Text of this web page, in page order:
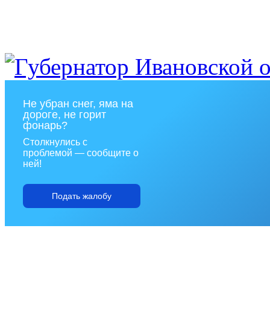
Не убран снег, яма на
дороге, не горит
фонарь?
Столкнулись с
проблемой — сообщите о
ней!
Подать жалобу